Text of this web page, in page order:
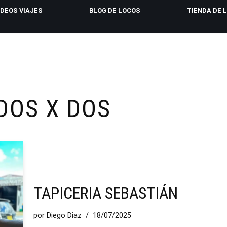
VIAJES BLOG DE LOCOS TIENDA DE
X DOS
TAPICERIA SEBASTIÁN
por Diego Diaz 18/07/2025